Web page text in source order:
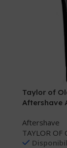
Taylor of
Aftershave
Aftershave
TAYLOR OF